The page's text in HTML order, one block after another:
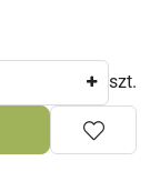
szt.